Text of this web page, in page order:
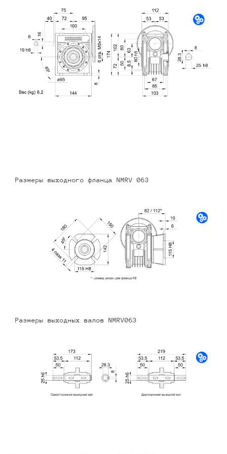
Размеры выходного фланца NMRV 063
Размеры выходных валов NMRV063